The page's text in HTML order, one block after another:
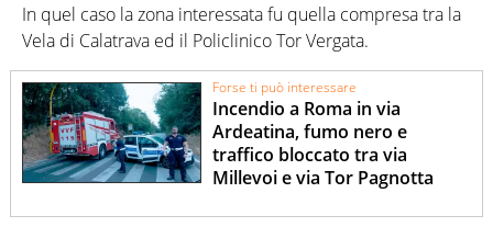
In quel caso la zona interessata fu quella compresa tra la
Vela di Calatrava ed il Policlinico Tor Vergata.
Forse ti può interessare
Incendio a Roma in via
Ardeatina, fumo nero e
traffico bloccato tra via
Millevoi e via Tor Pagnotta